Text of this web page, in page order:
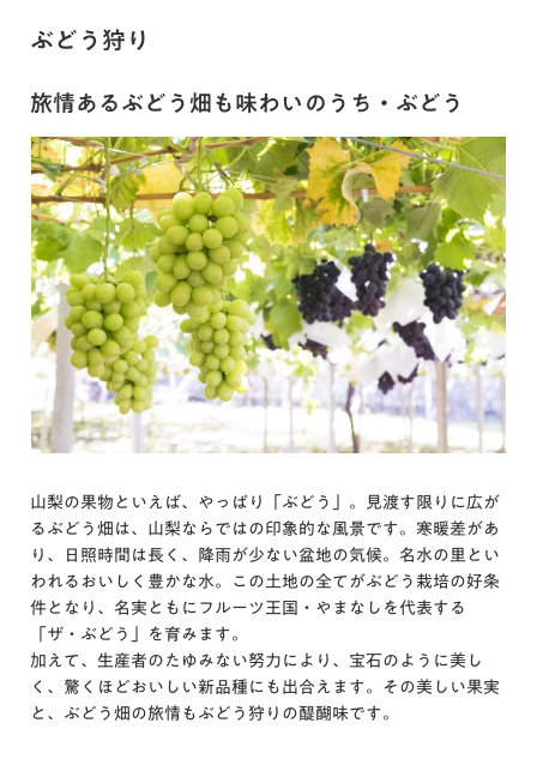
ぶどう狩り
旅情あるぶどう畑も味わいのうち・ぶどう
山梨の果物といえば、やっぱり「ぶどう」。見渡す限りに広が
るぶどう畑は、山梨ならではの印象的な風景です。寒暖差があ
り、日照時間は長く、降雨が少ない盆地の気候。名水の里とい
われるおいしく豊かな水。この土地の全てがぶどう栽培の好条
件となり、名実ともにフルーツ王国・やまなしを代表する
「ザ・ぶどう」を育みます。
加えて、生産者のたゆみない努力により、宝石のように美し
く、驚くほどおいしい新品種にも出合えます。その美しい果実
と、ぶどう畑の旅情もぶどう狩りの醍醐味です。